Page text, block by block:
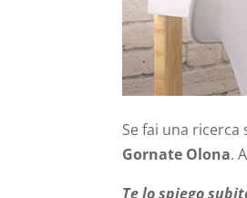
Se fai una
Gornate Olona.
Te lo spiego